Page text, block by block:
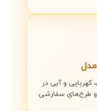
و آبی در
طرح‌های سفارشی.